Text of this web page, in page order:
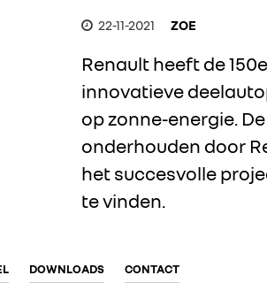
22-11-2021 ZOE
Renault heeft de
innovatieve
op zonne-energie.
onderhouden door
het succesvolle
te vinden.
DOWNLOADS CONTACT